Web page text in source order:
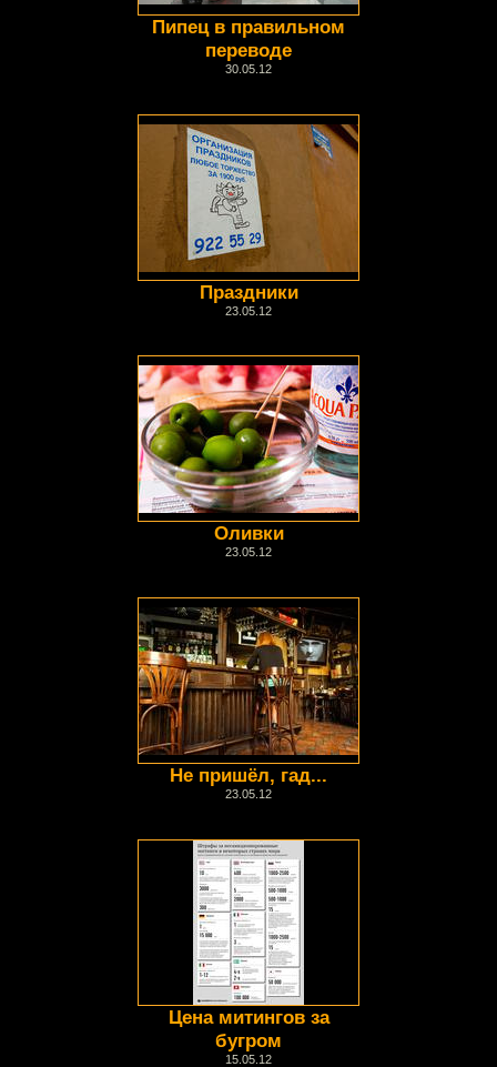
Пипец в правильном
переводе
30.05.12
Праздники
23.05.12
Оливки
23.05.12
Не пришёл, гад...
23.05.12
Цена митингов за
бугром
15.05.12